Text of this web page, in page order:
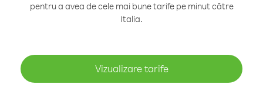
pentru a avea de cele mai bune tarife pe minut către
Italia.
Vizualizare tarife